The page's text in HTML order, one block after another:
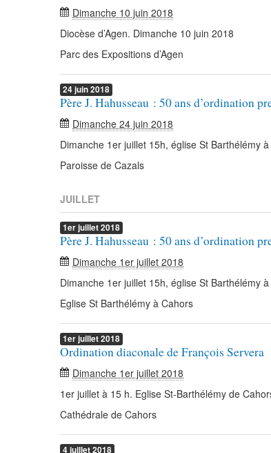
Dimanche 10 juin 2018
Diocèse d’Agen. Dimanche 10 juin 2018
Parc des Expositions d’Agen
24juin2018
Père J. Hahusseau : 50 ans d’ordination
Dimanche 24 juin 2018
Dimanche 1er juillet 15h, église St Barthélémy
Paroisse de Cazals
JUILLET
1erjuillet2018
Père J. Hahusseau : 50 ans d’ordination
Dimanche 1er juillet 2018
Dimanche 1er juillet 15h, église St Barthélémy
Eglise St Barthélémy à Cahors
1erjuillet2018
Ordination diaconale de François Servera
Dimanche 1er juillet 2018
1er juillet à 15 h. Eglise St-Barthélémy de
Cathédrale de Cahors
4juillet2018